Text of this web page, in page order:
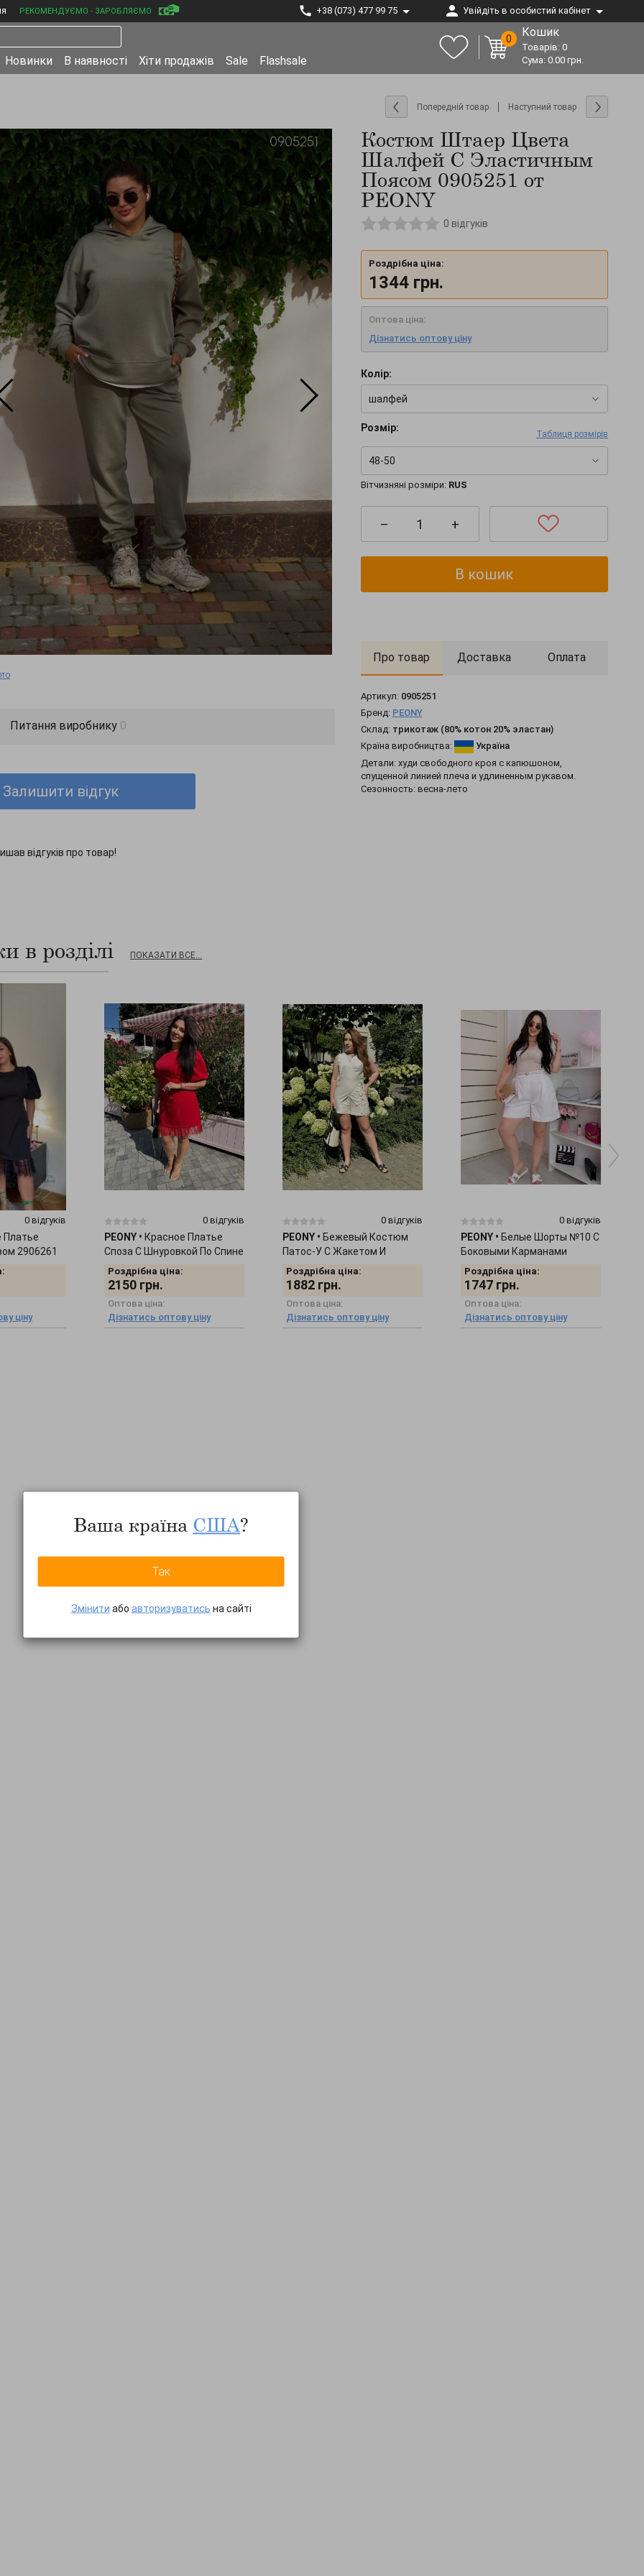
РЕКОМЕНДУЄМО - ЗАРОБЛЯЄМО +38 (073) 477 99 75 Увійдіть в особистий кабінет
Новинки В наявності Хіти продажів Sale Flashsale
0 Кошик
Товарів: 0
Сума: 0.00 грн.
Попередній товар Наступний товар
Костюм Штаер Цвета
Шалфей С Эластичным
Поясом 0905251 от
PEONY
0 відгуків
Роздрібна ціна:
1344 грн.
Оптова ціна:
Дізнатись оптову ціну
Колір:
шалфей
Розмір:
Таблиця розмірів
48-50
Вітчизняні розміри: RUS
– +
В кошик
Про товар Доставка Оплата
Артикул: 0905251
Бренд: PEONY
Склад: трикотаж (80% котон 20% эластан)
Країна виробництва:
Україна
Детали: худи свободного кроя с капюшоном,
спущенной линией плеча и удлиненным рукавом.
Сезонность: весна-лето
Питання виробнику 0
Залишити відгук
відгуків про товар!
в розділі ПОКАЗАТИ ВСЕ...
0 відгуків
Платье
2906261
ціну
0 відгуків
PEONY • Красное Платье
Споза С Шнуровкой По Спине
2906263
Роздрібна ціна:
2150 грн.
Оптова ціна:
Дізнатись оптову ціну
0 відгуків
PEONY • Бежевый Костюм
Патос-У С Жакетом И
Шортами 1406252
Роздрібна ціна:
1882 грн.
Оптова ціна:
Дізнатись оптову ціну
0 відгуків
PEONY • Белые Шорты №10 С
Боковыми Карманами
0903264
Роздрібна ціна:
1747 грн.
Оптова ціна:
Дізнатись оптову ціну
Ваша країна США?
Так
Змінити або авторизуватись на сайті